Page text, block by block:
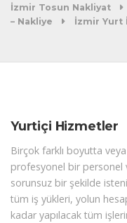
İzmir Tosun Nakliyat
– Nakliye
İzmir Yurt
Yurtiçi Hizmetler
Birçok farklı boyutta
profesyonel bir personel
sorunsuz bir şekilde
tüm iş yükleri, yolun
kadar yapılacak tüm